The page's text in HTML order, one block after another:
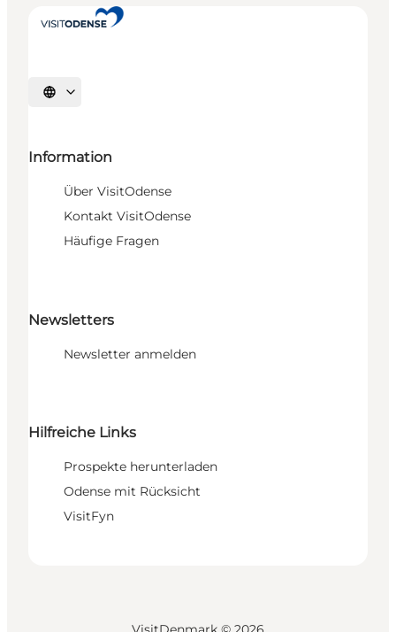
Sprache auswählen
Information
Über VisitOdense
Kontakt VisitOdense
Häufige Fragen
Newsletters
Newsletter anmelden
Hilfreiche Links
Prospekte herunterladen
Odense mit Rücksicht
VisitFyn